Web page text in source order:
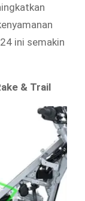
ini semakin
& Trail